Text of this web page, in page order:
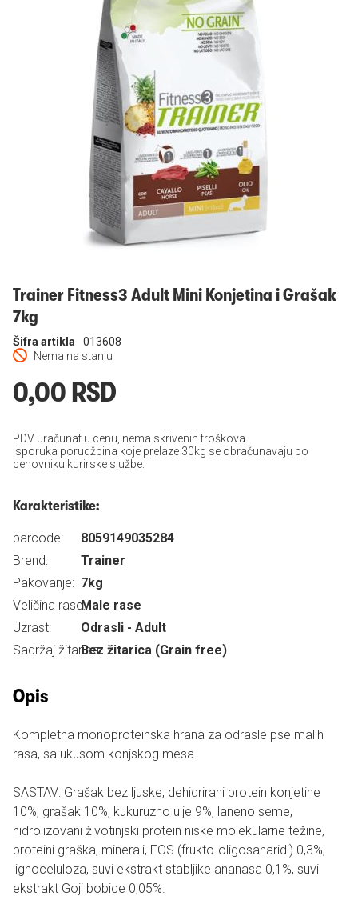
Trainer Fitness3 Adult Mini Konjetina i Grašak
7kg
Nema na stanju
Šifra artikla 013608
0,00 RSD
PDV uračunat u cenu, nema skrivenih troškova.
Isporuka porudžbina koje prelaze 30kg se obračunavaju po
cenovniku kurirske službe.
Karakteristike:
barcode:
8059149035284
Brend:
Trainer
Pakovanje: 7kg
Veličina rase:Male rase
Uzrast:
Odrasli - Adult
Sadržaj žitarica:Bez žitarica (Grain free)
Opis
Kompletna monoproteinska hrana za odrasle pse malih
rasa, sa ukusom konjskog mesa.
SASTAV: Grašak bez ljuske, dehidrirani protein konjetine
10%, grašak 10%, kukuruzno ulje 9%, laneno seme,
hidrolizovani životinjski protein niske molekularne težine,
proteini graška, minerali, FOS (frukto-oligosaharidi) 0,3%,
lignoceluloza, suvi ekstrakt stabljike ananasa 0,1%, suvi
ekstrakt Goji bobice 0,05%.